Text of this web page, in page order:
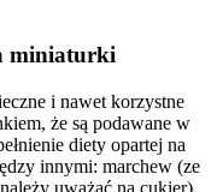
miniaturki
i nawet korzystne
że są podawane w
diety opartej na
innymi: marchew (ze
uważać na cukier),